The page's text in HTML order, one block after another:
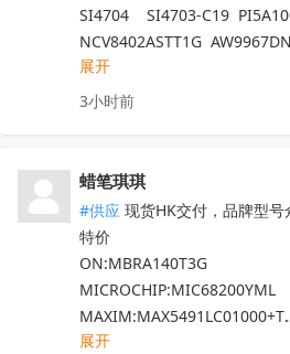
SI4704    SI4703-C19
NCV8402ASTT1G
TM1650  TM2312  TDA7576B
TL494IDR  SI4755
STM8S005K6T6
STM8L052R8T6
STM8S103F3P6TR
TDA7786  TDA7786TR
TDA7708CB  TDA7708LX
TDA7708CBTR  TDA75610S-Z
TDA7708LX52
展开
3小时前
蜡笔琪琪
#供应 现货HK交付，品牌型
特价
ON:MBRA140T3G
MICROCHIP:MIC68200YML
MAXIM:MAX5491LC01000+T
ADI:ADP7182AUJZ-R7
展开